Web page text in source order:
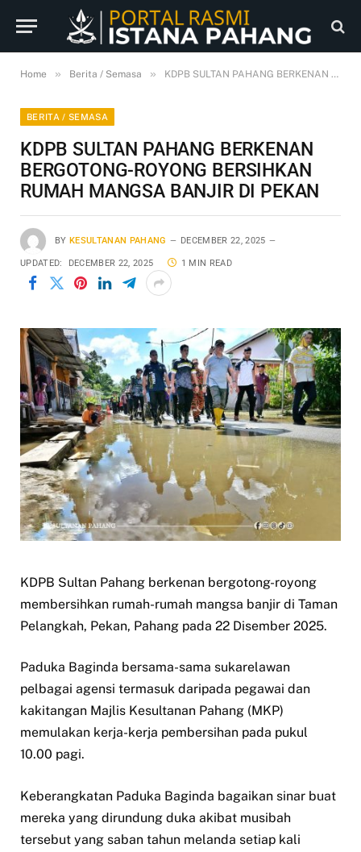
Home » Berita / Semasa » KDPB SULTAN PAHANG BERKENAN BERGOTONG-ROYONG BERSIHKAN RUMAH MANGSA BANJIR DI PEKAN
BERITA / SEMASA
KDPB SULTAN PAHANG BERKENAN
BERGOTONG-ROYONG BERSIHKAN
RUMAH MANGSA BANJIR DI PEKAN
BY KESULTANAN PAHANG DECEMBER 22, 2025
UPDATED: DECEMBER 22, 2025 1 MIN READ
KDPB Sultan Pahang berkenan bergotong-royong
membersihkan rumah-rumah mangsa banjir di Taman
Pelangkah, Pekan, Pahang pada 22 Disember 2025.
Paduka Baginda bersama-sama sukarelawan
pelbagai agensi termasuk daripada pegawai dan
kakitangan Majlis Kesultanan Pahang (MKP)
memulakan kerja-kerja pembersihan pada pukul
10.00 pagi.
Keberangkatan Paduka Baginda bagaikan sinar buat
mereka yang dirundung duka akibat musibah
tersebut yang saban tahun melanda setiap kali